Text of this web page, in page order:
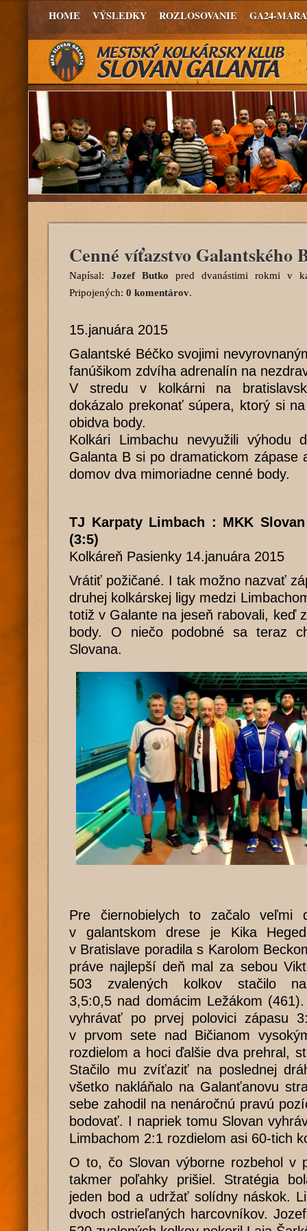
HOME VÝSLEDKY ROZLOSOVANIE GA24-
Cenné víťazstvo Galantského
Napísal: Jozef Butko pred dvanástimi rokmi v
Pripojených: 0 komentárov.
15.januára 2015
Galantské Béčko svojimi
fanúšikom zdvíha adrenalín na
V stredu v kolkárni na
dokázalo prekonať súpera, ktorý si
obidva body.
Kolkári Limbachu nevyužili výhodu
Galanta B si po dramatickom zápase
domov dva mimoriadne cenné body.
TJ Karpaty Limbach : MKK
(3:5)
Kolkáreň Pasienky 14.januára 2015
Vrátiť požičané. I tak možno nazvať
druhej kolkárskej ligy medzi
totiž v Galante na jeseň rabovali, keď
body. O niečo podobné sa teraz
Slovana.
Pre čiernobielych to začalo veľmi
v galantskom drese je Kika
v Bratislave poradila s Karolom
práve najlepší deň mal za sebou
503 zvalených kolkov stačilo
3,5:0,5 nad domácim Ležákom
vyhrávať po prvej polovici zápasu
v prvom sete nad Bičianom
rozdielom a hoci ďalšie dva prehral,
Stačilo mu zvíťaziť na poslednej
všetko nakláňalo na Galanťanovu
sebe zahodil na nenáročnú pravú
bodovať. I napriek tomu Slovan
Limbachom 2:1 rozdielom asi 60-tich
O to, čo Slovan výborne rozbehol v
takmer poľahky prišiel. Stratégia
jeden bod a udržať solídny náskok.
dvoch ostrieľaných harcovníkov.